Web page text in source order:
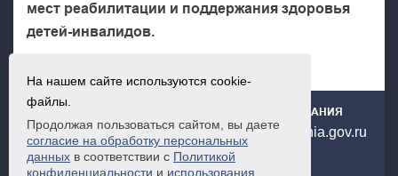
мест реабилитации и поддержания здоровья
детей-инвалидов.
ГОСУДАРСТВЕННОЕ ЮРИДИЧЕСКОЕ БЮРО РСО-АЛАНИЯ
+7(867) 253-65-66 urburo@minsotc.alania.gov.ru
© 2022. Все права защищены.
На нашем сайте используются cookie-
файлы.
Продолжая пользоваться сайтом, вы даете
согласие на обработку персональных
данных в соответствии с Политикой
конфиденциальности и использования